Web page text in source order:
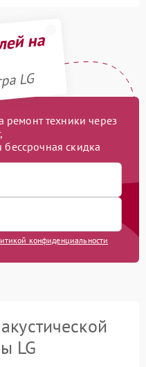
на
LG
техники через
бессрочная скидка
конфиденциальности
LG